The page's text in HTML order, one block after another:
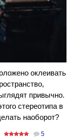
оклеивать
привычно.
стереотипа в
наоборот?
5